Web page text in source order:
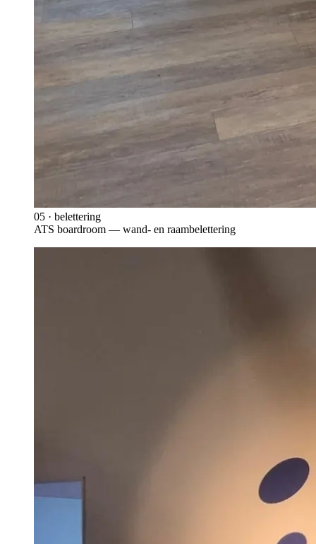
05 · belettering
ATS boardroom — wand- en raambelettering